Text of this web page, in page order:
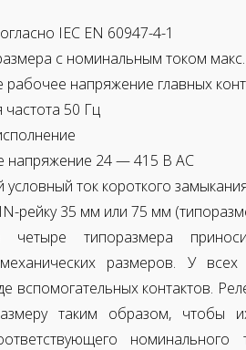
IEC EN 60947-4-1
с номинальным током
напряжение главных
50 Гц
напряжение 24 — 415 В AC
ток короткого
рейку 35 мм или 75 мм
четыре типоразмера
размеров. У всех
вспомогательных контактов.
таким образом,
номинального